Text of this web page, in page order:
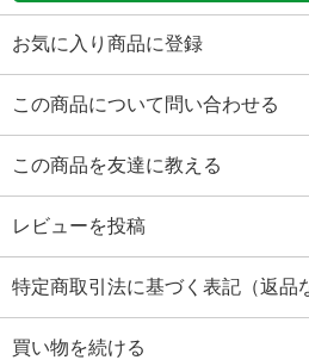
お気に入り商品に登録
この商品について問い合わせる
この商品を友達に教える
レビューを投稿
特定商取引法に基づく表記（返品
買い物を続ける